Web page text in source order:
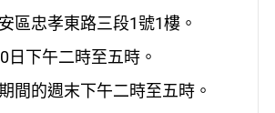
區忠孝東路三段1號1樓。
日下午二時至五時。
間的週末下午二時至五時。